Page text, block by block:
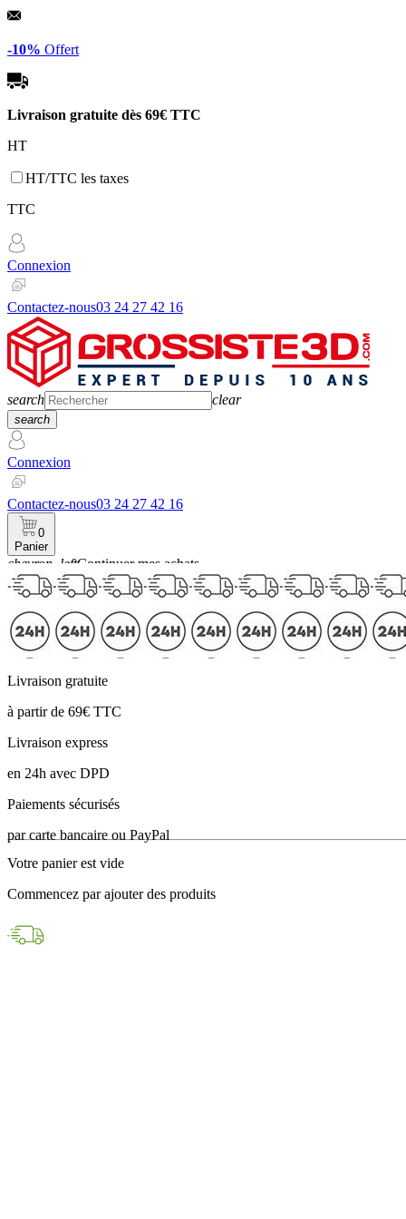
Panneau de gestion des cookies
-10% Offert
Livraison gratuite dès 69€ TTC
HT
HT/TTC les taxes
TTC
Connexion
Contactez-nous03 24 27 42 16
search clear
search
Connexion
Contactez-nous03 24 27 42 16
0
Panier
chevron_leftContinuer mes achats
Panier
Livraison gratuite
à partir de 69€ TTC
Livraison express
en 24h avec DPD
Paiements sécurisés
par carte bancaire ou PayPal
Votre panier est vide
Commencez par ajouter des produits